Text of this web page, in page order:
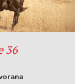
36